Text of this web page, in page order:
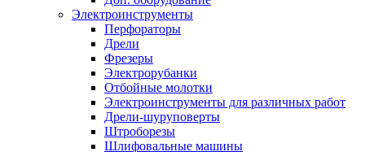
Электроинструменты
Перфораторы
Дрели
Фрезеры
Электрорубанки
Отбойные молотки
Электроинструменты для различных работ
Дрели-шуруповерты
Штроборезы
Шлифовальные машины